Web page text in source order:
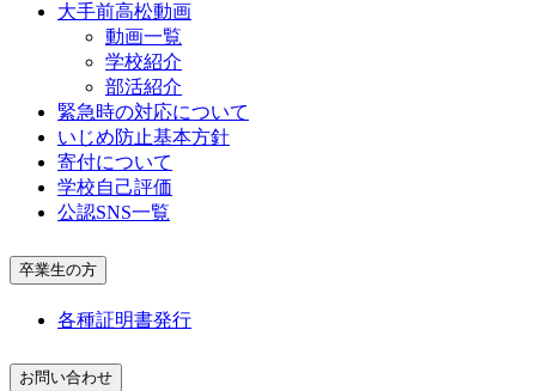
大手前高松動画
動画一覧
学校紹介
部活紹介
緊急時の対応について
いじめ防止基本方針
寄付について
学校自己評価
公認SNS一覧
卒業生の方
各種証明書発行
お問い合わせ